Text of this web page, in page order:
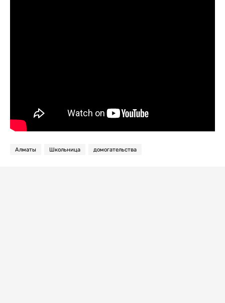
Алматы Школьница домогательства